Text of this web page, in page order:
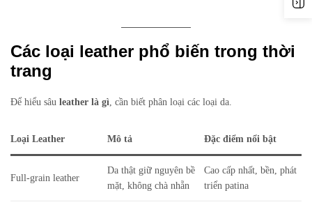
Các loại leather phổ biến trong thời
trang
Để hiểu sâu leather là gì , cần biết phân loại các loại da.
Loại Leather Mô tả Đặc điểm nổi bật
Full-grain leather
Da thật giữ nguyên bề
mặt, không chà nhẵn
Cao cấp nhất, bền, phát
triển patina